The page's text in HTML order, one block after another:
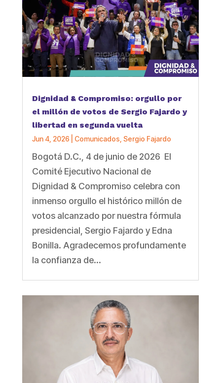
Dignidad & Compromiso: orgullo por
el millón de votos de Sergio Fajardo y
libertad en segunda vuelta
Jun 4, 2026 Comunicados Sergio Fajardo
Bogotá D.C., 4 de junio de 2026 El
Comité Ejecutivo Nacional de
Dignidad & Compromiso celebra con
inmenso orgullo el histórico millón de
votos alcanzado por nuestra fórmula
presidencial, Sergio Fajardo y Edna
Bonilla. Agradecemos profundamente
la confianza de...